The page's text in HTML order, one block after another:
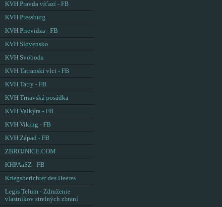
KVH Pravda víťazí - FB
KVH Pressburg
KVH Prievidza - FB
KVH Slovensko
KVH Svoboda
KVH Tatranskí vlci - FB
KVH Tatry - FB
KVH Trnavská posádka
KVH Valkýra - FB
KVH Viking - FB
KVH Západ - FB
ZBROJNICE.COM
KHPAaSZ - FB
Kriegsberichter des Heeres
Legis Telum - Združenie
vlastníkov strelných zbraní